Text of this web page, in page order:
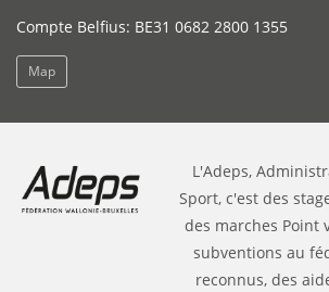
Compte Belfius: BE31 0682 2800 1355
Map
L'Adeps,
Sport, c'est des
des marches Point
subventions au
reconnus, des